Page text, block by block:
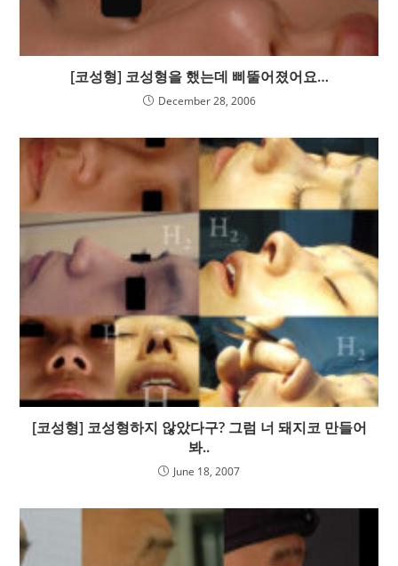
[코성형] 코성형을 했는데 삐뚤어졌어요…
December 28, 2006
[코성형] 코성형하지 않았다구? 그럼 너 돼지코 만들어
봐..
June 18, 2007